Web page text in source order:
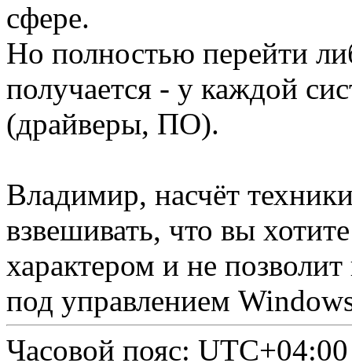
сфере.
Но полностью перейти
получается - у каждой
(драйверы, ПО).
Владимир, насчёт
взвешивать, что вы
характером и не
под управлением
Часовой пояс: UTC+04:00